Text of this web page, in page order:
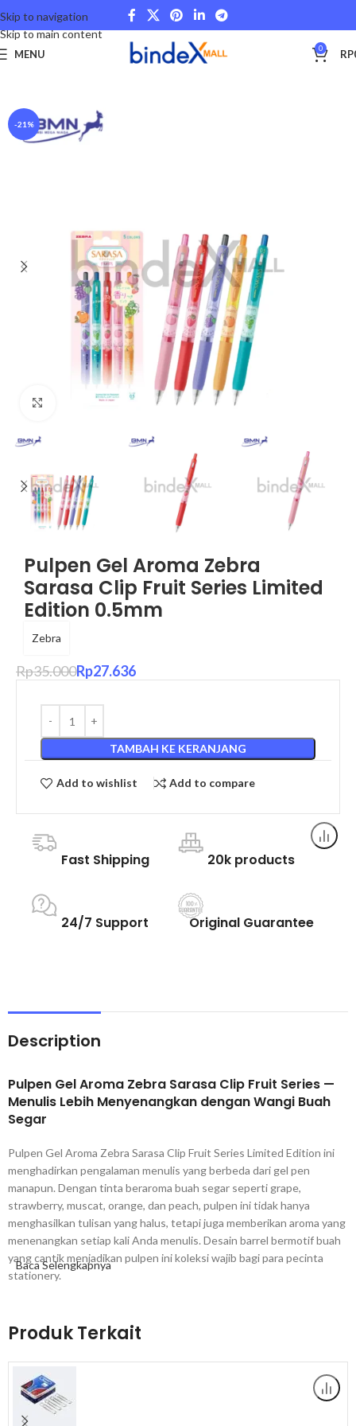
Skip to navigation
Skip to main content
MENU 0 RP
Beranda Stationery and Fancy School and College
-21%
Click to enlarge
Pulpen Gel Aroma Zebra
Sarasa Clip Fruit Series Limited
Edition 0.5mm
Zebra
Rp35.000Rp27.636
TAMBAH KE KERANJANG
Add to wishlist Add to compare
Fast Shipping 20k products
24/7 Support Original Guarantee
Description
Pulpen Gel Aroma Zebra Sarasa Clip Fruit Series —
Menulis Lebih Menyenangkan dengan Wangi Buah
Segar
Pulpen Gel Aroma Zebra Sarasa Clip Fruit Series Limited Edition ini
menghadirkan pengalaman menulis yang berbeda dari gel pen
manapun. Dengan tinta beraroma buah segar seperti grape,
strawberry, muscat, orange, dan peach, pulpen ini tidak hanya
menghasilkan tulisan yang halus, tetapi juga memberikan aroma yang
menenangkan setiap kali Anda menulis. Desain barrel bermotif buah
yang cantik menjadikan pulpen ini koleksi wajib bagi para pecinta
stationery.
Fruit Series Ini?
Pertama, pulpen gel aroma ini merupakan Limited Edition dari lini
Sarasa Clip yang sangat populer, sehingga memiliki nilai koleksi
tersendiri bagi para penggemar Zebra dan stationery Jepang. Selain
aroma yang menyenangkan, pulpen ini tetap mempertahankan
Baca Selengkapnya
Produk Terkait